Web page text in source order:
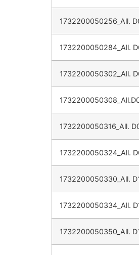
1732200050256_All.
1732200050284_All.
1732200050302_All.
1732200050316_All.
1732200050324_All.
1732200050330_All.
1732200050334_All.
1732200050350_All.